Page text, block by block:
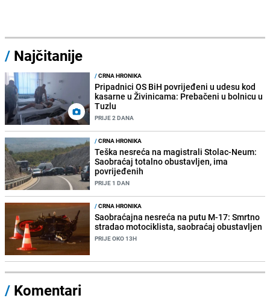
/ Najčitanije
/CRNA HRONIKA
Pripadnici OS BiH povrijeđeni u udesu kod
kasarne u Živinicama: Prebačeni u bolnicu u
Tuzlu
PRIJE 2 DANA
/CRNA HRONIKA
Teška nesreća na magistrali Stolac-Neum:
Saobraćaj totalno obustavljen, ima
povrijeđenih
PRIJE 1 DAN
/CRNA HRONIKA
Saobraćajna nesreća na putu M-17: Smrtno
stradao motociklista, saobraćaj obustavljen
PRIJE OKO 13H
/ Komentari